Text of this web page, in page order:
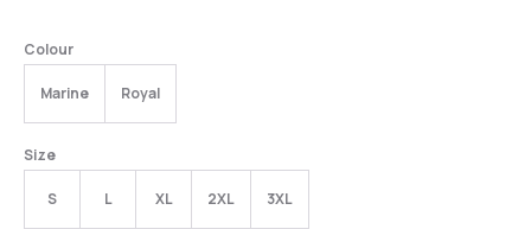
Colour
Marine Royal
Size
S L XL 2XL 3XL